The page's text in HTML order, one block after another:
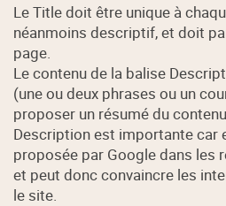
Le Title doit être unique à
néanmoins descriptif, et doit
page.
Le contenu de la balise
(une ou deux phrases ou un
proposer un résumé du
Description est importante car
proposée par Google dans les
et peut donc convaincre les
le site.